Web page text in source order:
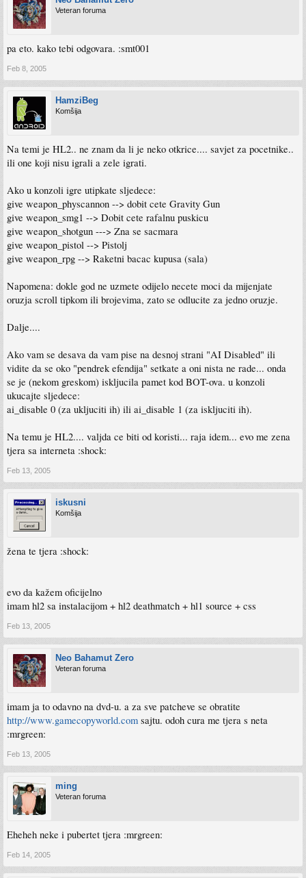
Veteran foruma
pa eto. kako tebi odgovara. :smt001
Feb 8, 2005
HamziBeg
Komšija
Na temi je HL2.. ne znam da li je neko otkrice.... savjet za pocetnike..
ili one koji nisu igrali a zele igrati.
Ako u konzoli igre utipkate sljedece:
give weapon_physcannon --> dobit cete Gravity Gun
give weapon_smg1 --> Dobit cete rafalnu puskicu
give weapon_shotgun ---> Zna se sacmara
give weapon_pistol --> Pistolj
give weapon_rpg --> Raketni bacac kupusa (sala)
Napomena: dokle god ne uzmete odijelo necete moci da mijenjate
oruzja scroll tipkom ili brojevima, zato se odlucite za jedno oruzje.
Dalje....
Ako vam se desava da vam pise na desnoj strani "AI Disabled" ili
vidite da se oko "pendrek efendija" setkate a oni nista ne rade... onda
se je (nekom greskom) iskljucila pamet kod BOT-ova. u konzoli
ukucajte sljedece:
ai_disable 0 (za ukljuciti ih) ili ai_disable 1 (za iskljuciti ih).
Na temu je HL2.... valjda ce biti od koristi... raja idem... evo me zena
tjera sa interneta :shock:
Feb 13, 2005
iskusni
Komšija
žena te tjera :shock:
evo da kažem oficijelno
imam hl2 sa instalacijom + hl2 deathmatch + hl1 source + css
Feb 13, 2005
Neo Bahamut Zero
Veteran foruma
imam ja to odavno na dvd-u. a za sve patcheve se obratite
http://www.gamecopyworld.com sajtu. odoh cura me tjera s neta
:mrgreen:
Feb 13, 2005
ming
Veteran foruma
Eheheh neke i pubertet tjera :mrgreen:
Feb 14, 2005